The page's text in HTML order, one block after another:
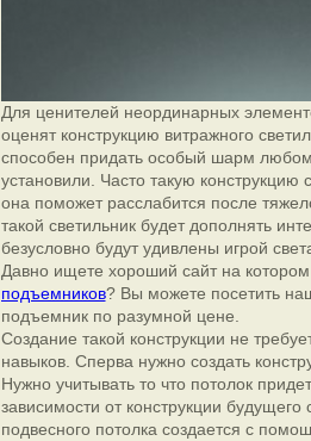
Для ценителей неординарных
оценят конструкцию витражного
способен придать особый шарм
установили. Часто такую
она поможет расслабится после
такой светильник будет дополнять
безусловно будут удивлены игрой
Давно ищете хороший сайт на
подъемников? Вы можете посетить
подъемник по разумной цене.
Создание такой конструкции не
навыков. Сперва нужно создать
Нужно учитывать то что потолок
зависимости от конструкции будущего
подвесного потолка создается с